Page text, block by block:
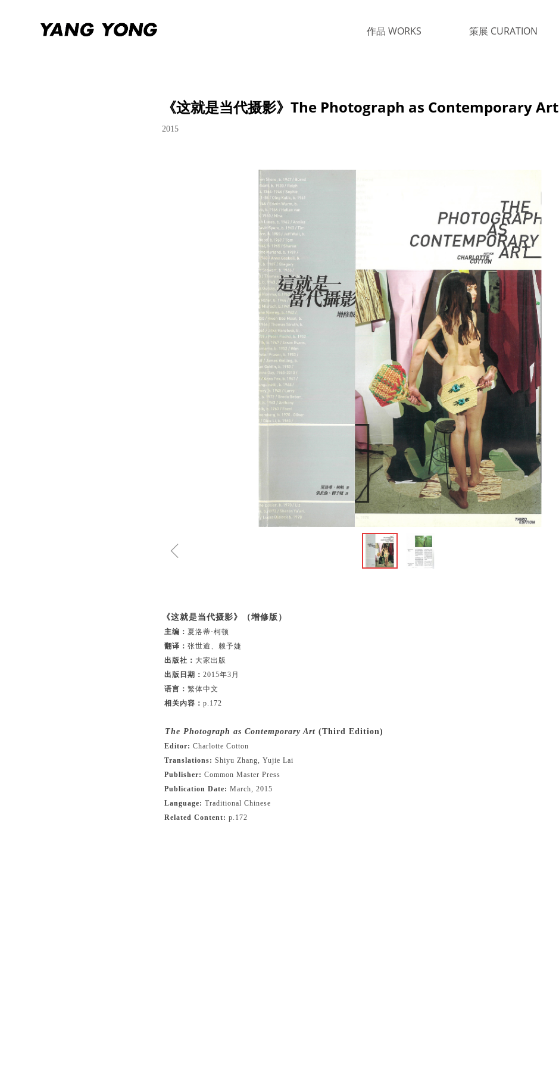
作品 WORKS 策展 CURATION
ꁆ
《这就是当代摄影》The Photograph as Contemporary Art
《这就是当代摄影》（增修版）
主编： 夏洛蒂·柯顿
翻译： 张世逾、赖予婕
出版社： 大家出版
出版日期： 2015年3月
语言： 繁体中文
相关内容： p.172
The Photograph as Contemporary Art (Third Edition)
Editor: Charlotte Cotton
Translations: Shiyu Zhang, Yujie Lai
Publisher: Common Master Press
Publication Date: March, 2015
Language: Traditional Chinese
Related Content: p.172
2015